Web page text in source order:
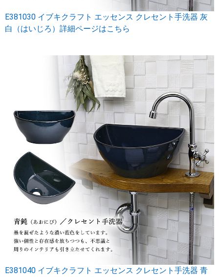
E381030 イブキクラフト エッセンス クレセント手洗器 灰
白（はいじろ）詳細ページはこちら
E381040 イブキクラフト エッセンス クレセント手洗器 青